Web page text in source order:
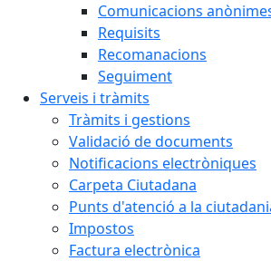
Comunicacions
Requisits
Recomanacions
Seguiment
Serveis i tràmits
Tràmits i gestions
Validació de documents
Notificacions electròniques
Carpeta Ciutadana
Punts d'atenció a la
Impostos
Factura electrònica